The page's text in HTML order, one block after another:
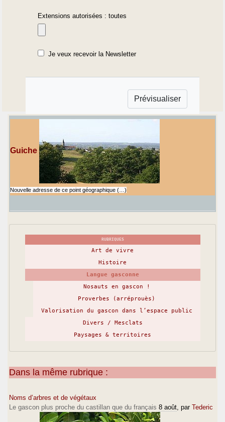
Extensions autorisées : toutes
Je veux recevoir la Newsletter
Guiche
Nouvelle adresse de ce point géographique (…)
RUBRIQUES
Art de vivre
Histoire
Langue gasconne
Nosauts en gascon !
Proverbes (arréprouès)
Valorisation du gascon dans l’espace public
Divers / Mesclats
Paysages & territoires
Dans la même rubrique :
Noms d’arbres et de végétaux
Le gascon plus proche du castillan que du français 8 août , par Tederic